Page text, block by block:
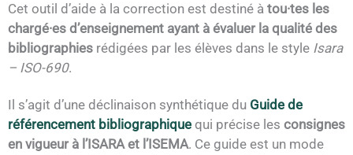
Cet outil d’aide à la correction est destiné à tou·tes les
chargé·es d’enseignement ayant à évaluer la qualité des
bibliographies rédigées par les élèves dans le style Isara
– ISO-690.
Il s’agit d’une déclinaison synthétique du Guide de
référencement bibliographique qui précise les consignes
en vigueur à l’ISARA et l’ISEMA. Ce guide est un mode